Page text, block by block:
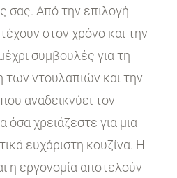
σας. Από την επιλογή
στον χρόνο και την
συμβουλές για τη
των ντουλαπιών και την
αναδεικνύει τον
χρειάζεστε για μια
ευχάριστη κουζίνα. Η
η εργονομία αποτελούν